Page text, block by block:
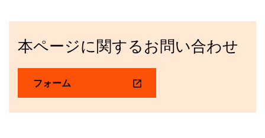
本ページに関するお問い合わせ
フォーム